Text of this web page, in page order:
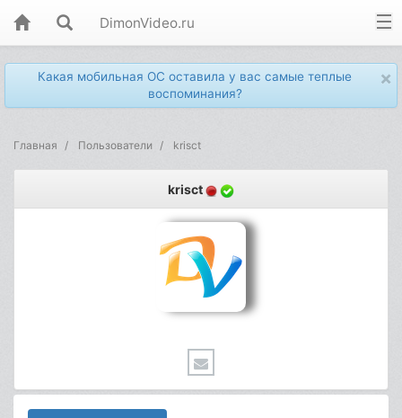
DimonVideo.ru
×
Какая мобильная ОС оставила у вас самые теплые
воспоминания?
Главная Пользователи krisct
krisct